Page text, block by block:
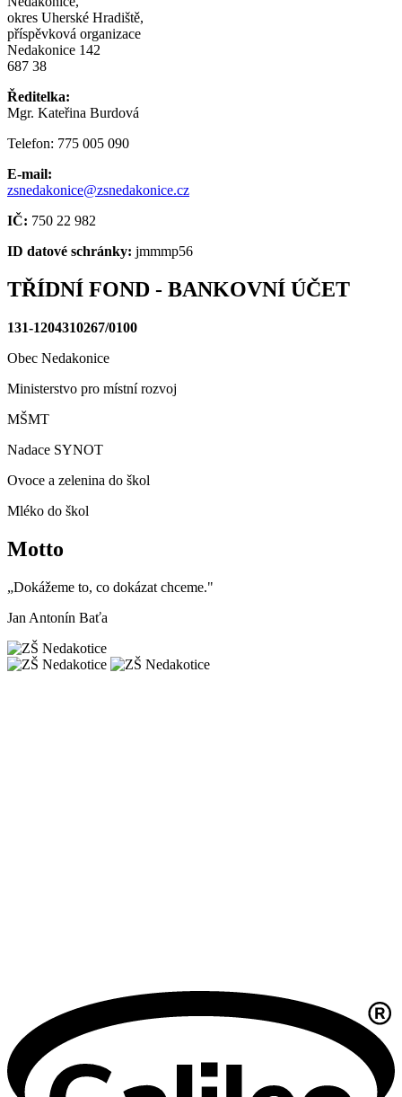
okres Uherské Hradiště,
příspěvková organizace
Nedakonice 142
687 38
Ředitelka:
Mgr. Kateřina Burdová
Telefon: 775 005 090
E-mail:
zsnedakonice@zsnedakonice.cz
IČ: 750 22 982
ID datové schránky: jmmmp56
TŘÍDNÍ FOND - BANKOVNÍ ÚČET
131-1204310267/0100
Obec Nedakonice
Ministerstvo pro místní rozvoj
MŠMT
Nadace SYNOT
Ovoce a zelenina do škol
Mléko do škol
Motto
„Dokážeme to, co dokázat chceme."
Jan Antonín Baťa